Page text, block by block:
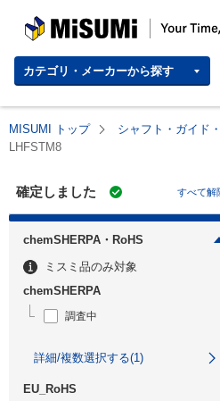
MISUMI | Your Time, Our Priority
カテゴリ・メーカーから探す
MISUMI トップ シャフト・ガイド
LHFSTM8
確定しました すべて解
chemSHERPA・RoHS
ミスミ品のみ対象
chemSHERPA
調査中
詳細/複数選択する(1)
EU_RoHS